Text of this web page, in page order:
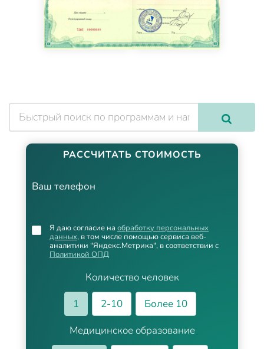
РАССЧИТАТЬ СТОИМОСТЬ
Ваш телефон
Количество человек
1
2-10
Более 10
Медицинское образование
Я даю согласие на обработку персональных
данных, в том числе помощью сервиса веб-
аналитики "Яндекс.Метрика", в соответствии с
Политикой ОПД